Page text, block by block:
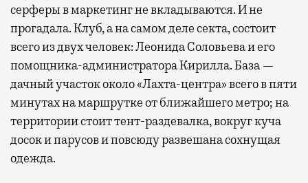
серферы в маркетинг не вкладываются. И не
прогадала. Клуб, а на самом деле секта, состоит
всего из двух человек: Леонида Соловьева и его
помощника-администратора Кирилла. База —
дачный участок около «Лахта-центра» всего в пяти
минутах на маршрутке от ближайшего метро; на
территории стоит тент-раздевалка, вокруг куча
досок и парусов и повсюду развешана сохнущая
одежда.